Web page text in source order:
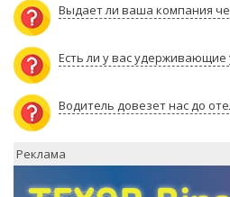
Выдает ли ваша компания
Есть ли у вас удерживающие
Водитель довезет нас до
Реклама